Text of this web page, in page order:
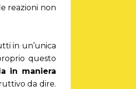
reazioni non
in un’unica
questo
in maniera
da dire.